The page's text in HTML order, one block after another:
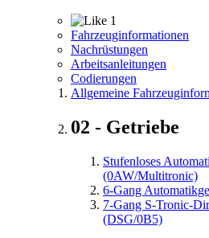
1
Fahrzeuginformationen
Nachrüstungen
Arbeitsanleitungen
Codierungen
Allgemeine
02 - Getriebe
Stufenloses
(0AW/Multitronic)
6-Gang
7-Gang S-Tronic-
(DSG/0B5)